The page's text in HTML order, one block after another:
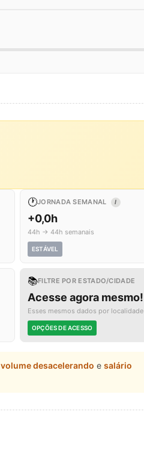
🕐JORNADA SEMANAL I
+0,0h
44h → 44h semanais
ESTÁVEL
📚FILTRE POR ESTADO/CIDADE
Acesse agora mesmo!
Esses mesmos dados por localidade
OPÇÕES DE ACESSO
volume desacelerando e salário